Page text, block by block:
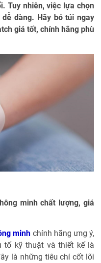
Tuy nhiên, việc lựa chọn
dàng. Hãy bỏ túi ngay
giá tốt, chính hãng phù
minh chất lượng, giá
minh chính hãng ưng ý,
tố kỹ thuật và thiết kế là
là những tiêu chí cốt lõi